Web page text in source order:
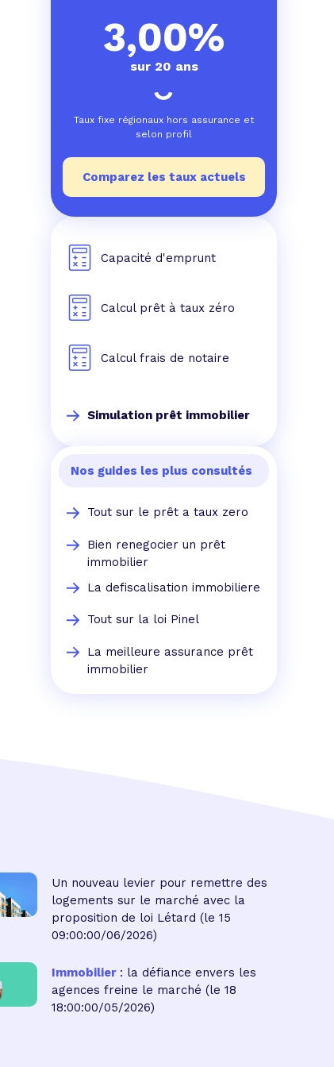
3,00%
sur 20 ans
Taux fixe régionaux hors assurance et
selon profil
Comparez les taux actuels
Capacité d'emprunt
Calcul prêt à taux zéro
Calcul frais de notaire
Simulation prêt immobilier
Nos guides les plus consultés
Tout sur le prêt a taux zero
Bien renegocier un prêt
immobilier
La defiscalisation immobiliere
Tout sur la loi Pinel
La meilleure assurance prêt
immobilier
Un nouveau levier pour remettre des
logements sur le marché avec la
proposition de loi Létard (le 15
09:00:00/06/2026)
Immobilier : la défiance envers les
agences freine le marché (le 18
18:00:00/05/2026)